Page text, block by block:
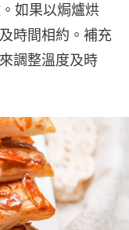
如果以焗爐烘
時間相約。補充
調整溫度及時